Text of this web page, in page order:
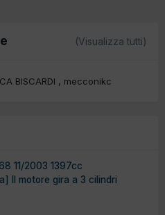
(Visualizza tutti)
BISCARDI mecconikc
11/2003 1397cc
Il motore gira a 3 cilindri